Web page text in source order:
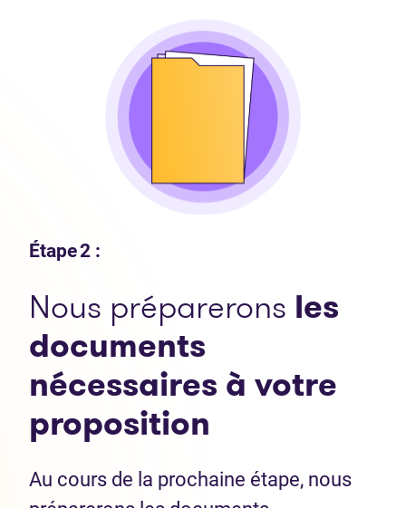
Étape 2 :
Nous préparerons les
documents
nécessaires à votre
proposition
Au cours de la prochaine étape, nous